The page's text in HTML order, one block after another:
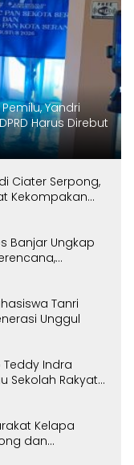
Yandri
Harus Direbut
Ciater Serpong,
Kekompakan
Banjar Ungkap
Tanri
Unggul
Indra
Sekolah Rakyat
Kelapa
dan